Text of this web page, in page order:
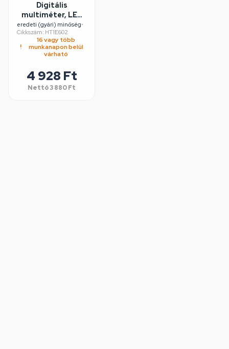
Digitális
multiméter, LED
dióda, AC-DC
600V, 10A, 2 MΩ ,
HÖGERT HT1E602
eredeti (gyári) minőség•
Cikkszám: HT1E602
16 vagy több
munkanapon belül
várható
4 928 Ft
Nettó3 880 Ft